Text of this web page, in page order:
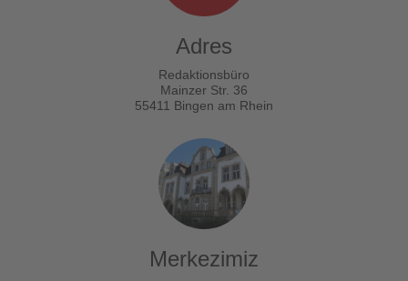
Adres
Redaktionsbüro
Mainzer Str. 36
55411 Bingen am Rhein
Merkezimiz